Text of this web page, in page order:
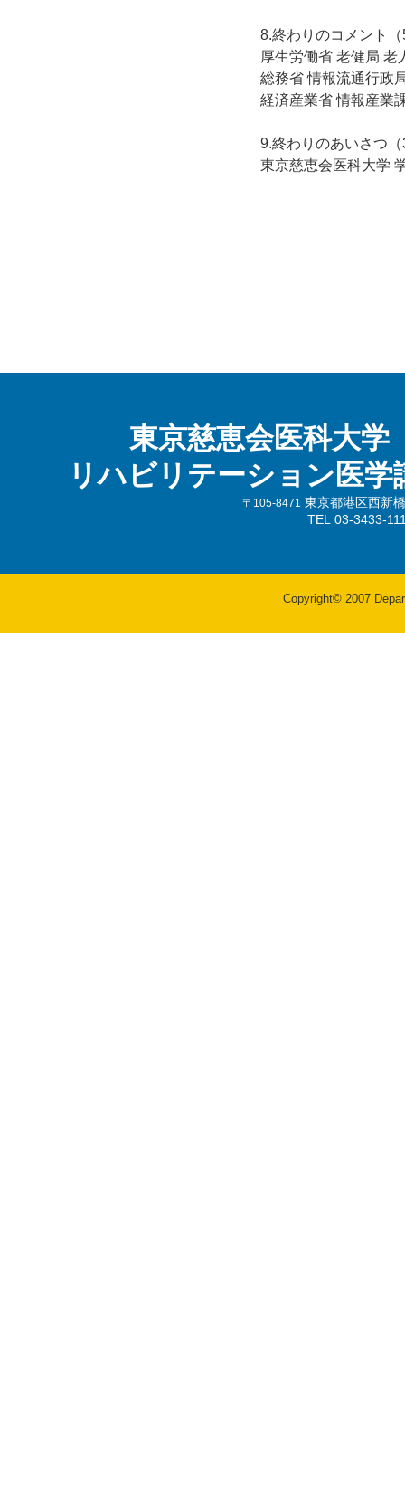
8.終わりのコメント
厚生労働省 老健局 老
総務省 情報流通行政
経済産業省 情報産業
9.終わりのあいさつ
東京慈恵会医科大学
東京慈恵会医科大学
リハビリテーション医学
〒105-8471
東京都港区西新
TEL 03-3433-
Copyright© 2007